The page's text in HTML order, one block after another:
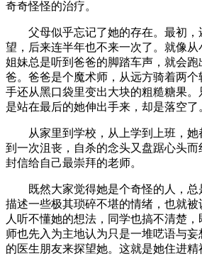
奇奇怪怪的治疗。
父母似乎忘记了她的存在。最初，
望，后来连半年也不来一次了。就像从
姐妹总是听到爸爸的脚踏车声，就会
爸。爸爸是个魔术师，从远方骑着两
手还从黑口袋里变出大块的粗糙糖果
是站在最后的她伸出手来，却是落空了
从家里到学校，从上学到上班，她
到一次沮丧，自杀的念头又盘踞心头
封信给自己最崇拜的老师。
既然大家觉得她是个奇怪的人，总
描述一些极其琐碎不堪的情绪，也就
人听不懂她的想法，同学也搞不清楚
师也先入为主地认为只是一堆呓语与
的医生朋友来探望她。这就是她住进精